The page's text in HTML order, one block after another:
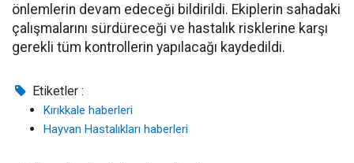
önlemlerin devam edeceği bildirildi. Ekiplerin sahadaki
çalışmalarını sürdüreceği ve hastalık risklerine karşı
gerekli tüm kontrollerin yapılacağı kaydedildi.
Etiketler :
Kırıkkale haberleri
Hayvan Hastalıkları haberleri